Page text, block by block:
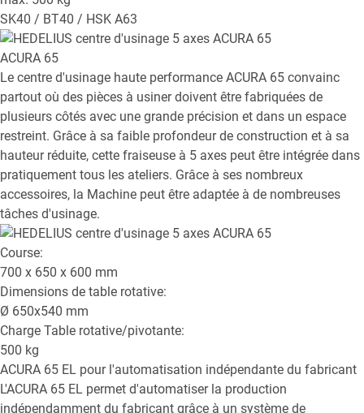
SK40 / BT40 / HSK A63
ACURA 65
Le centre d'usinage haute performance ACURA 65 convainc
partout où des pièces à usiner doivent être fabriquées de
plusieurs côtés avec une grande précision et dans un espace
restreint. Grâce à sa faible profondeur de construction et à sa
hauteur réduite, cette fraiseuse à 5 axes peut être intégrée dans
pratiquement tous les ateliers. Grâce à ses nombreux
accessoires, la Machine peut être adaptée à de nombreuses
tâches d'usinage.
Course:
700 x 650 x 600 mm
Dimensions de table rotative:
Ø 650x540 mm
Charge Table rotative/pivotante:
500 kg
ACURA 65 EL pour l'automatisation indépendante du fabricant
L'ACURA 65 EL permet d'automatiser la production
indépendamment du fabricant grâce à un système de